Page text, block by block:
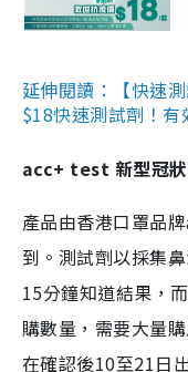
延伸閱讀：【快速
$18快速測試劑！
acc+ test 新型冠
產品由香港口罩品
到。測試劑以採集
15分鐘知道結果，
購數量，需要大量
在確認後10至21日